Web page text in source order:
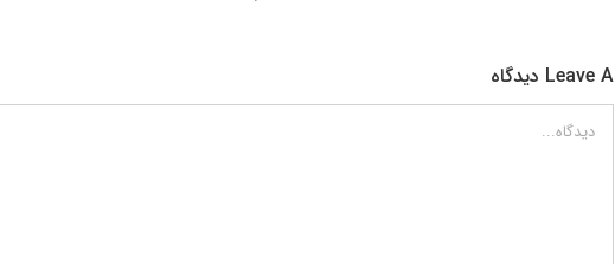
Leave A دیدگاه
دیدگاه